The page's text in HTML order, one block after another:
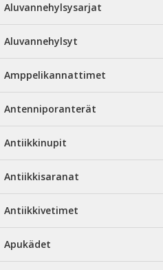
Aluvannehylsysarjat
Aluvannehylsyt
Amppelikannattimet
Antenniporanterät
Antiikkinupit
Antiikkisaranat
Antiikkivetimet
Apukädet